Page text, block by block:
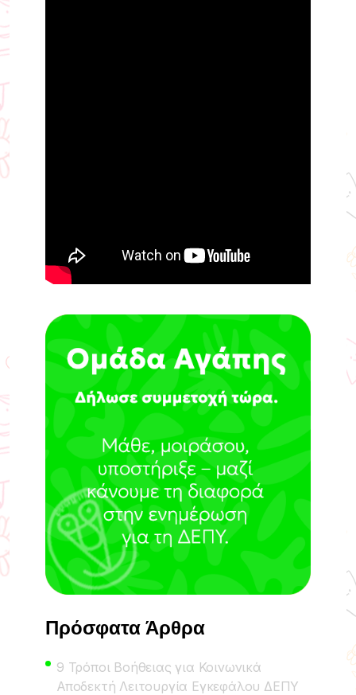
Πρόσφατα Άρθρα
9 Τρόποι Βοήθειας για Κοινωνικά
Αποδεκτή Λειτουργία Εγκεφάλου ΔΕΠΥ